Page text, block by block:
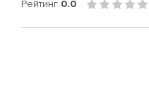
Рейтинг 0.0